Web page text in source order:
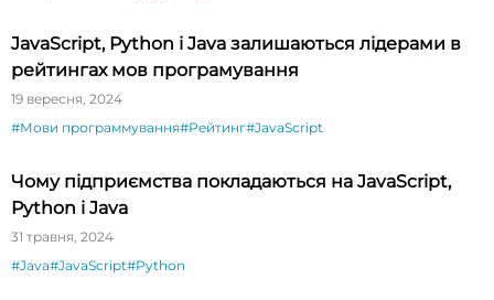
JavaScript, Python і Java залишаються лідерами в
рейтингах мов програмування
19 вересня, 2024
#Мови программування#Рейтинг#JavaScript
Чому підприємства покладаються на JavaScript,
Python і Java
31 травня, 2024
#Java#JavaScript#Python